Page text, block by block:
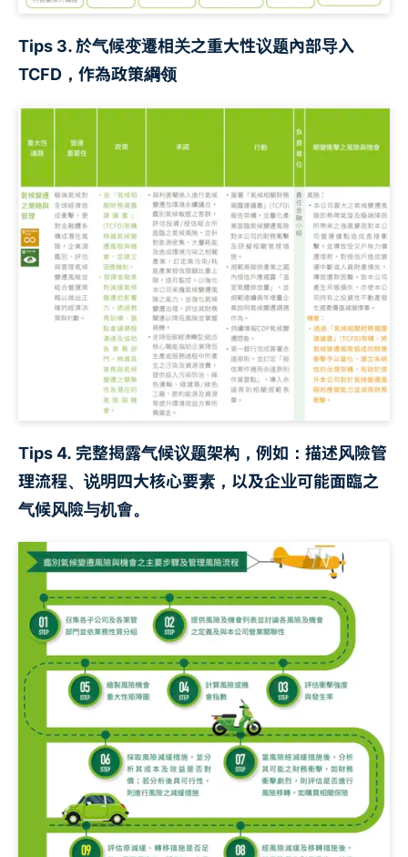
Tips 3. 於气候变遷相关之重大性议题內部导入
TCFD，作為政策綱领
Tips 4. 完整揭露气候议题架构，例如：描述风險管
理流程、说明四大核心要素，以及企业可能面臨之
气候风險与机會。